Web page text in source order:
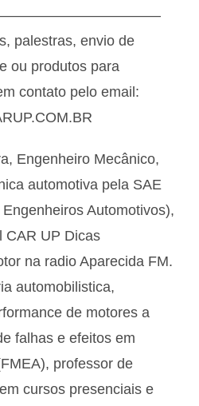
palestras, envio de
ou produtos para
contato pelo email:
Engenheiro Mecânico,
automotiva pela SAE
Automotivos),
CAR UP Dicas
na radio Aparecida FM.
automobilistica,
de motores a
falhas e efeitos em
professor de
cursos presenciais e